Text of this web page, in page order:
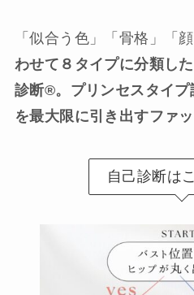
「似合う色」「骨格」「
わせて８タイプに分類し
診断®︎。プリンセスタイ
を最大限に引き出すファ
自己診断は